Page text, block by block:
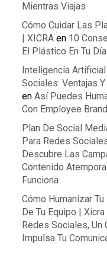
Mientras Viajas
Cómo Cuidar Las
| XICRA en 10
El Plástico En Tu
Inteligencia Artificial
Sociales: Ventajas
en Así Puedes
Con Employee
Plan De Social
Para Redes
Descubre Las
Contenido
Funciona
Cómo Humanizar
De Tu Equipo | Xicra
Redes Sociales, Un
Impulsa Tu